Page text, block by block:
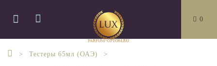
0
Тестеры 65мл (ОАЭ)